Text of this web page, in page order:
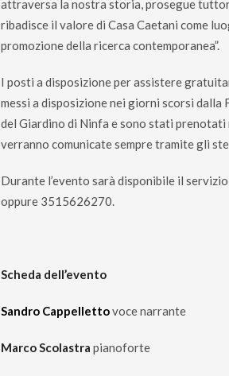
attraversa la nostra storia, prosegue
ribadisce il valore di Casa Caetani come
promozione della ricerca contemporanea”.
I posti a disposizione per assistere
messi a disposizione nei giorni scorsi
del Giardino di Ninfa e sono stati
verranno comunicate sempre tramite gli
Durante l’evento sarà disponibile il
oppure 3515626270.
Scheda dell’evento
Sandro Cappellettovoce narrante
Marco Scolastra pianoforte